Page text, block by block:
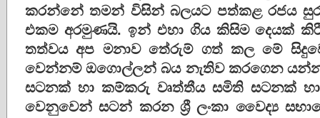
කරන්නේ තමන් විසින් බලයට පත්කළ රජය
එකම අරමුණයි. ඉන් එහා ගිය කිසිම දෙයක්
තත්වය අප මනාව තේරුම් ගත් කල මේ
වෙන්නම් ඔගොල්ලන් බය නැතිව කරගෙන
සටනක් හා කම්කරු වෘත්තීය සමිති සටනක් හා
වෙනුවෙන් සටන් කරන ශ්‍රී ලංකා වෛද්‍ය